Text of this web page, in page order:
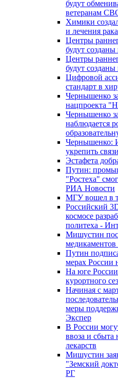
будут
ветеранам
Химики
и лечения
Центры
будут
Центры
будут
Цифровой
стандарт в
Чернышенко
нацпроекта
Чернышенко
наблюдается
Чернышенко:
укрепить
Эстафета
Путин:
"Ростеха"
РИА Новости
МГУ вошел в
Российский
космосе
политеха -
Мишустин
медикаментов
Путин
мерах
На юге России
курортного
Начиная с
меры
Экспер
В России
ввоза и сбыта
лекарств
Мишустин
"Земский
РГ